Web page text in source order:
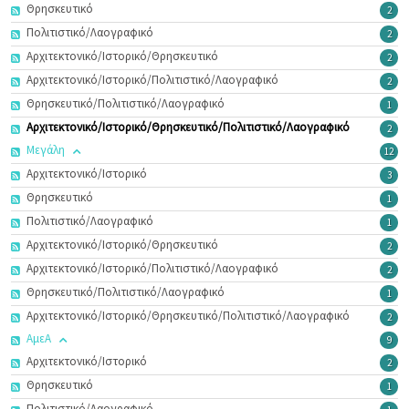
2
Θρησκευτικό
2
Πολιτιστικό/Λαογραφικό
2
Αρχιτεκτονικό/Ιστορικό/Θρησκευτικό
2
Αρχιτεκτονικό/Ιστορικό/Πολιτιστικό/Λαογραφικό
1
Θρησκευτικό/Πολιτιστικό/Λαογραφικό
2
Αρχιτεκτονικό/Ιστορικό/Θρησκευτικό/Πολιτιστικό/Λαογραφικό
12
Μεγάλη
3
Αρχιτεκτονικό/Ιστορικό
1
Θρησκευτικό
1
Πολιτιστικό/Λαογραφικό
2
Αρχιτεκτονικό/Ιστορικό/Θρησκευτικό
2
Αρχιτεκτονικό/Ιστορικό/Πολιτιστικό/Λαογραφικό
1
Θρησκευτικό/Πολιτιστικό/Λαογραφικό
2
Αρχιτεκτονικό/Ιστορικό/Θρησκευτικό/Πολιτιστικό/Λαογραφικό
9
ΑμεΑ
2
Αρχιτεκτονικό/Ιστορικό
1
Θρησκευτικό